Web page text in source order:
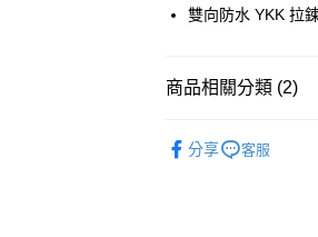
每筆NT$80，滿
每筆NT$80，滿
每筆NT$130，滿
雙向防水 YKK 拉
商品相關分類 (2)
分享 客服